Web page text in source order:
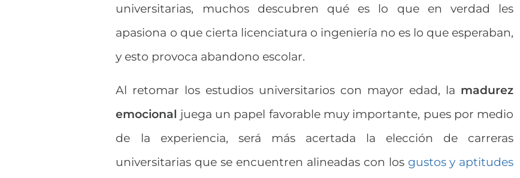
universitarias, muchos descubren qué es lo que en verdad les
apasiona o que cierta licenciatura o ingeniería no es lo que esperaban,
y esto provoca abandono escolar.
Al retomar los estudios universitarios con mayor edad, la madurez
emocional juega un papel favorable muy importante, pues por medio
de la experiencia, será más acertada la elección de carreras
universitarias que se encuentren alineadas con los gustos y aptitudes